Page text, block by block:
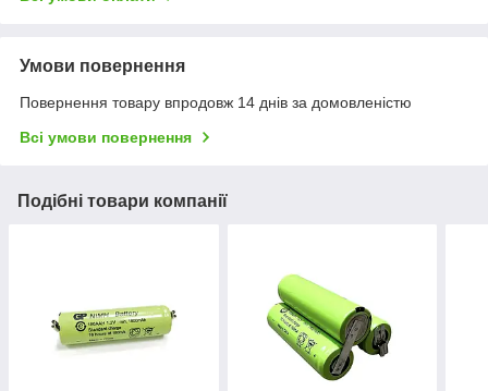
Умови повернення
Повернення товару впродовж 14 днів за домовленістю
Всі умови повернення
Подібні товари компанії